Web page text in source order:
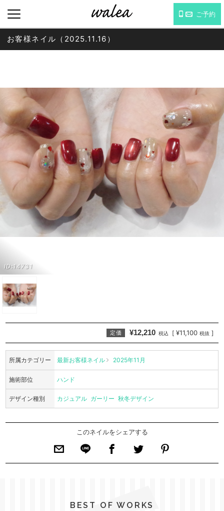
ご予約
ID:14731
お客様ネイル（2025.11.16）
定価 ¥12,210 税込 [ ¥11,100 税抜 ]
所属カテゴリー 最新お客様ネイル 2025年11月
施術部位 ハンド
デザイン種別 カジュアル ガーリー 秋冬デザイン
このネイルをシェアする
BEST OF WORKS